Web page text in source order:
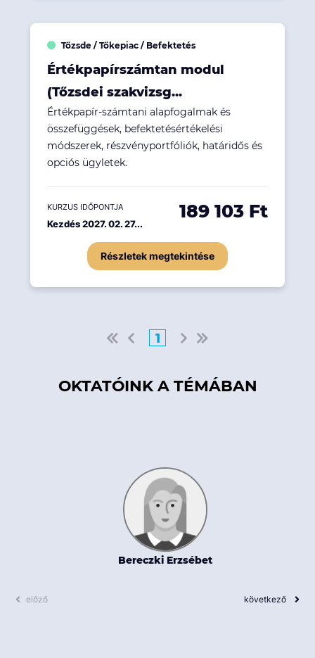
Tőzsde / Tőkepiac / Befektetés
Értékpapírszámtan modul
(Tőzsdei szakvizsg...
Értékpapír-számtani alapfogalmak és
összefüggések, befektetésértékelési
módszerek, részvényportfóliók, határidős és
opciós ügyletek.
KURZUS IDŐPONTJA
Kezdés 2027. 02. 27...
189 103 Ft
Részletek megtekintése
1
OKTATÓINK A TÉMÁBAN
Bereczki Erzsébet
előző következő